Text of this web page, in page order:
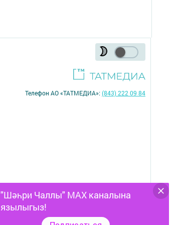
"Шәһри Чаллы" MAX каналына
язылыгыз!
Телефон АО «ТАТМЕДИА»:(843) 222 09 84